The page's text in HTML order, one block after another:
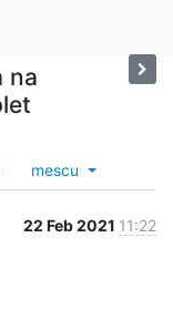
na
mescu
22 Feb 2021 11:22